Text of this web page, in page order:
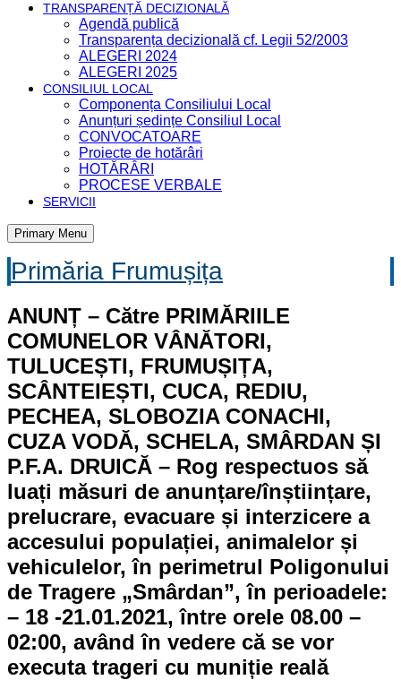
TRANSPARENȚĂ DECIZIONALĂ
Agendă publică
Transparența decizională cf. Legii 52/2003
ALEGERI 2024
ALEGERI 2025
CONSILIUL LOCAL
Componența Consiliului Local
Anunțuri ședințe Consiliul Local
CONVOCATOARE
Proiecte de hotărâri
HOTĂRÂRI
PROCESE VERBALE
SERVICII
Primary Menu
Primăria Frumușița
ANUNȚ – Către PRIMĂRIILE
COMUNELOR VÂNĂTORI,
TULUCEȘTI, FRUMUȘIȚA,
SCÂNTEIEȘTI, CUCA, REDIU,
PECHEA, SLOBOZIA CONACHI,
CUZA VODĂ, SCHELA, SMÂRDAN ȘI
P.F.A. DRUICĂ – Rog respectuos să
luați măsuri de anunțare/înștiințare,
prelucrare, evacuare și interzicere a
accesului populației, animalelor și
vehiculelor, în perimetrul Poligonului
de Tragere „Smârdan”, în perioadele:
– 18 -21.01.2021, între orele 08.00 –
02:00, având în vedere că se vor
executa trageri cu muniție reală